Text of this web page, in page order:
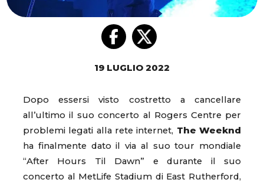
19 LUGLIO 2022
Dopo essersi visto costretto a cancellare
all’ultimo il suo concerto al Rogers Centre per
problemi legati alla rete internet, The Weeknd
ha finalmente dato il via al suo tour mondiale
“After Hours Til Dawn” e durante il suo
concerto al MetLife Stadium di East Rutherford,